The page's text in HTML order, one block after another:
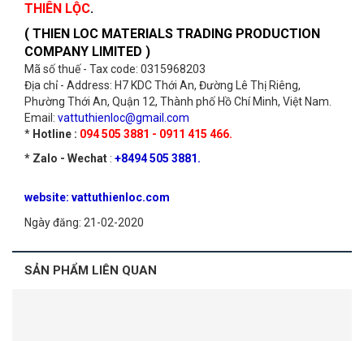
THIÊN LỘC.
( THIEN LOC MATERIALS TRADING PRODUCTION
COMPANY LIMITED )
Mã số thuế - Tax code: 0315968203
Địa chỉ - Address: H7 KDC Thới An, Đường Lê Thị Riêng,
Phường Thới An, Quận 12, Thành phố Hồ Chí Minh, Việt Nam.
Email: vattuthienloc@gmail.com
* Hotline : 094 505 3881 - 0911 415 466.
* Zalo - Wechat : +8494 505 3881.
website: vattuthienloc.com
Ngày đăng: 21-02-2020
SẢN PHẨM LIÊN QUAN